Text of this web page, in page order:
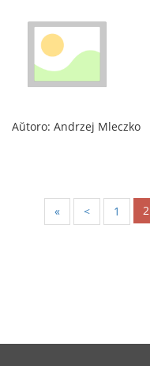
Aŭtoro: Andrzej Mleczko
« < 1 2